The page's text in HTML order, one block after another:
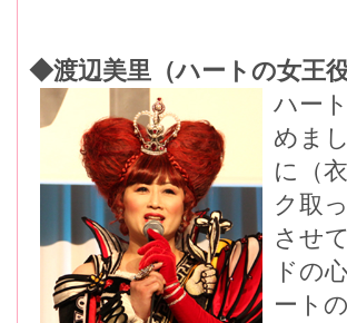
◆渡辺美里（ハートの女王役
ハー
めま
に（
ク取
させ
ドの
ート